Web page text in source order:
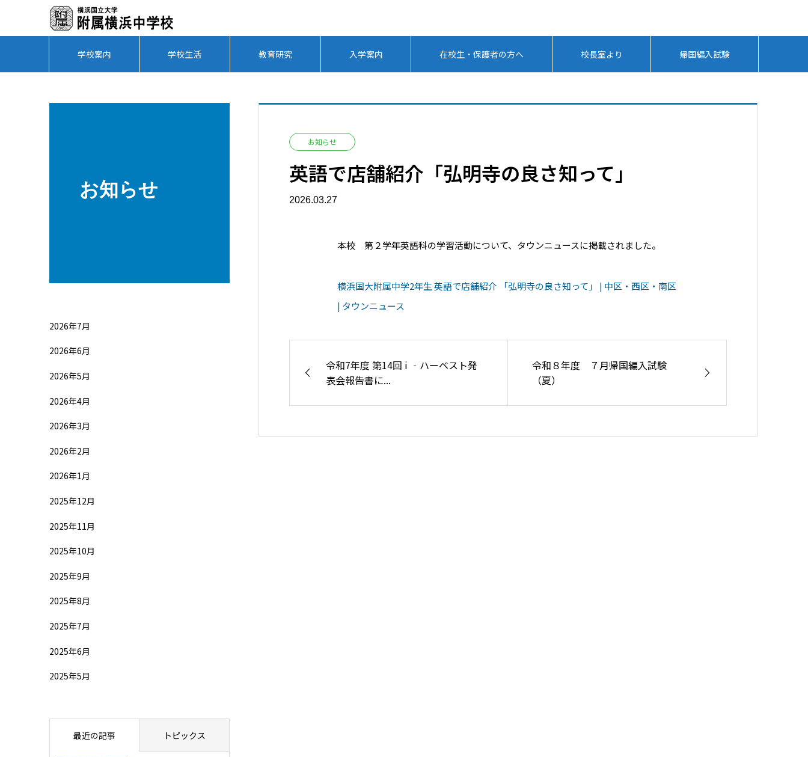
学校案内 学校生活 教育研究 入学案内 在校生・保護者の方へ 校長室より 帰国編入試験
お知らせ
お知らせ
英語で店舗紹介「弘明寺の良さ知って」
2026.03.27
本校 第２学年英語科の学習活動について、タウンニュースに掲載されました。
横浜国大附属中学2年生 英語で店舗紹介 「弘明寺の良さ知って」 | 中区・西区・南区
| タウンニュース
令和7年度 第14回 i ‐ハーベスト発
表会報告書に...
令和８年度 ７月帰国編入試験
（夏）
2026年7月
2026年6月
2026年5月
2026年4月
2026年3月
2026年2月
2026年1月
2025年12月
2025年11月
2025年10月
2025年9月
2025年8月
2025年7月
2025年6月
2025年5月
最近の記事 トピックス